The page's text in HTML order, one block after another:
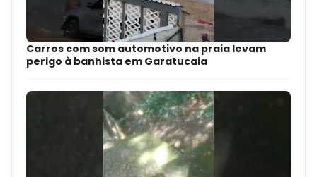
Carros com som automotivo na praia levam
perigo à banhista em Garatucaia